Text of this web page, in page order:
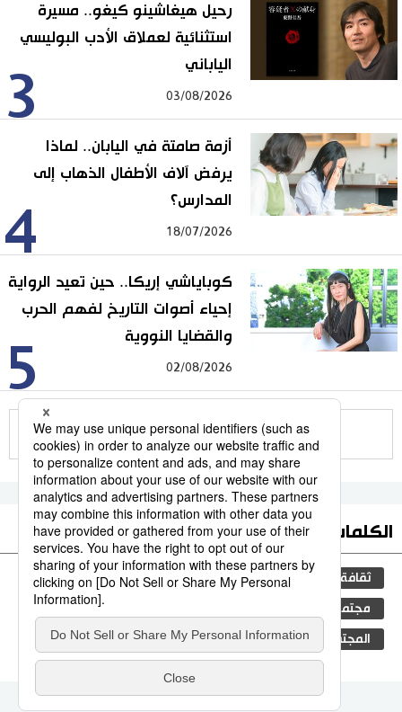
3
رحيل هيغاشينو كيغو.. مسيرة
استثنائية لعملاق الأدب البوليسي
الياباني
03/08/2026
4
أزمة صامتة في اليابان.. لماذا
يرفض آلاف الأطفال الذهاب إلى
المدارس؟
18/07/2026
5
كوباياشي إريكا.. حين تعيد الرواية
إحياء أصوات التاريخ لفهم الحرب
والقضايا النووية
02/08/2026
للمزيد
الكلمات الأكثر بحثا
ثقافة المطبخ الياباني اليابان جيجي برس
مجتمع
المجتمع الياباني طوكيو الجنس